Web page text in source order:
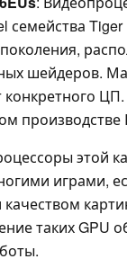
семейства
шейдеров.
этой
играми,
таких GPU